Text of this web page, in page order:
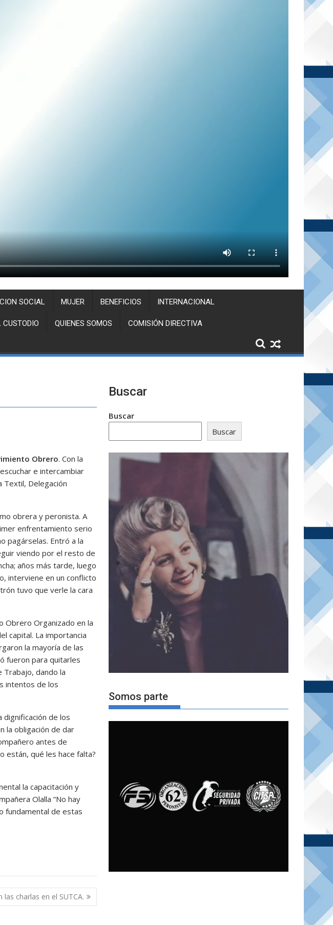
SOCIAL MUJER BENEFICIOS INTERNACIONAL
QUIENES SOMOS COMISIÓN DIRECTIVA
Obrero. Con la
e intercambiar
Textil, Delegación
obrera y peronista. A
enfrentamiento serio
pagárselas. Entró a la
viendo por el resto de
años más tarde, luego
interviene en un conflicto
tuvo que verle la cara
Obrero Organizado en la
capital. La importancia
la mayoría de las
fueron para quitarles
Trabajo, dando la
intentos de los
de los
la obligación de dar
antes de
están, qué les hace falta?
la capacitación y
Olalla “No hay
fundamental de estas
las charlas en el SUTCA.
Buscar
Buscar
Buscar
Somos parte